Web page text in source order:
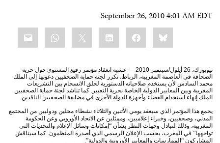
September 26, 2010 4:01 AM EDT
Bluesky
Facebook
LinkedIn
نيويورك، 26 أيلول/سبتمبر 2010 — عشية انعقاد مؤتمر رفيع المستوى حول حرية
الصحافة في العاصمة المغربية، الرباط، تكرر لجنة حماية الصحفيين دعوتها إلى الملك
محمد السادس لأن يستخدم صلاحياته الدستورية لخلق الانسجام بين التشريعات
المغربية وبين المعايير الدولية الخاصة بحرية التعبير. كما تناشد لجنة حماية الصحفيين
الملك إنهاء استخدام القضاء وأجهزة الدولة الأخرى في مضايقة الصحفيين الناقدين.
يجمع هذا المؤتمر الذي سيعقد يومي الأثنين والثلاثاء نشطاء محلين ودوليين من المجتمع
المدني، وصحفيين، وخبراء إعلاميين، وممثلين عن الاتحاد الأوروبي وعن الحكومة
المغربية، وذلك لتبادل وجهات النظر بشأن “إمكانات وسائل الإعلام والتحديات التي
تواجهها” في المغرب، بحسب الإعلان الرسمي الذي أصدره المنظمون. كما سيناقش
المشاركون “الممارسات والمعايير الأوروبية والدولية”.